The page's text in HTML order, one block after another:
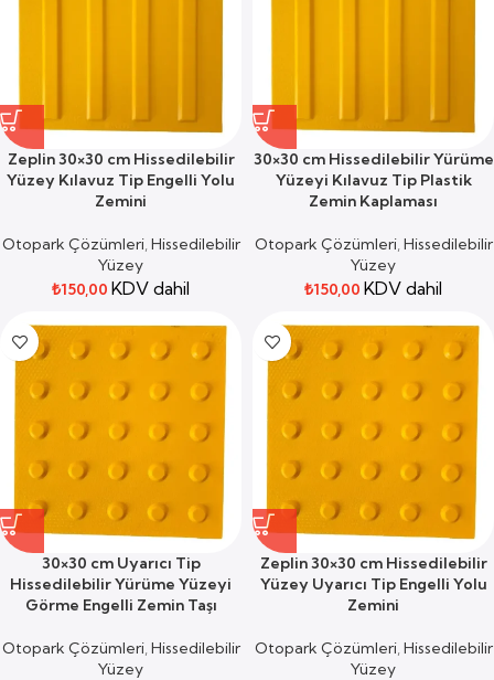
Zeplin 30×30 cm Hissedilebilir
Yüzey Kılavuz Tip Engelli Yolu
Zemini
Otopark Çözümleri,Hissedilebilir
Yüzey
₺150,00 KDV dahil
30×30 cm Hissedilebilir Yürüme
Yüzeyi Kılavuz Tip Plastik
Zemin Kaplaması
Otopark Çözümleri,Hissedilebilir
Yüzey
₺150,00 KDV dahil
30×30 cm Uyarıcı Tip
Hissedilebilir Yürüme Yüzeyi
Görme Engelli Zemin Taşı
Otopark Çözümleri,Hissedilebilir
Yüzey
Zeplin 30×30 cm Hissedilebilir
Yüzey Uyarıcı Tip Engelli Yolu
Zemini
Otopark Çözümleri,Hissedilebilir
Yüzey